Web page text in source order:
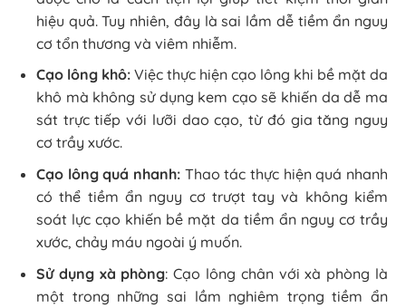
hiệu quả. Tuy nhiên, đây là sai lầm dễ tiềm ẩn nguy
cơ tổn thương và viêm nhiễm.
Cạo lông khô: Việc thực hiện cạo lông khi bề mặt da
khô mà không sử dụng kem cạo sẽ khiến da dễ ma
sát trực tiếp với lưỡi dao cạo, từ đó gia tăng nguy
cơ trầy xước.
Cạo lông quá nhanh: Thao tác thực hiện quá nhanh
có thể tiềm ẩn nguy cơ trượt tay và không kiểm
soát lực cạo khiến bề mặt da tiềm ẩn nguy cơ trầy
xước, chảy máu ngoài ý muốn.
Sử dụng xà phòng: Cạo lông chân với xà phòng là
một trong những sai lầm nghiêm trọng tiềm ẩn